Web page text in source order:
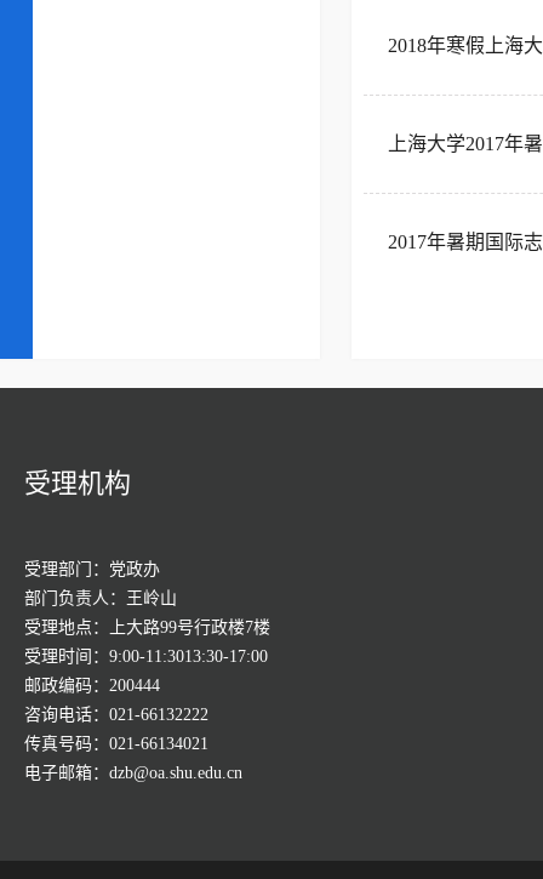
2018年寒假上海
上海大学2017年
2017年暑期国际
受理机构
受理部门：党政办
部门负责人：王岭山
受理地点：上大路99号行政楼7楼
受理时间：9:00-11:3013:30-17:00
邮政编码：200444
咨询电话：021-66132222
传真号码：021-66134021
电子邮箱：dzb@oa.shu.edu.cn